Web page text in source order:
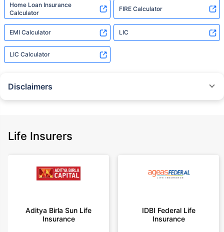
Home Loan Insurance
Calculator
FIRE Calculator
EMI Calculator LIC
LIC Calculator
Disclaimers
Policybazaar does not endorse, rate or recommend any particular insurer
+On the basis of your profile
years of age, rounded off to nearest 10
Life Insurers
Aditya Birla Sun Life
Insurance
IDBI Federal Life
Insurance